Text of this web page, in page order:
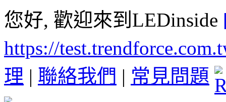
您好, 歡迎來到LEDinside
https://
理 | 聯絡我們 | 常見問題